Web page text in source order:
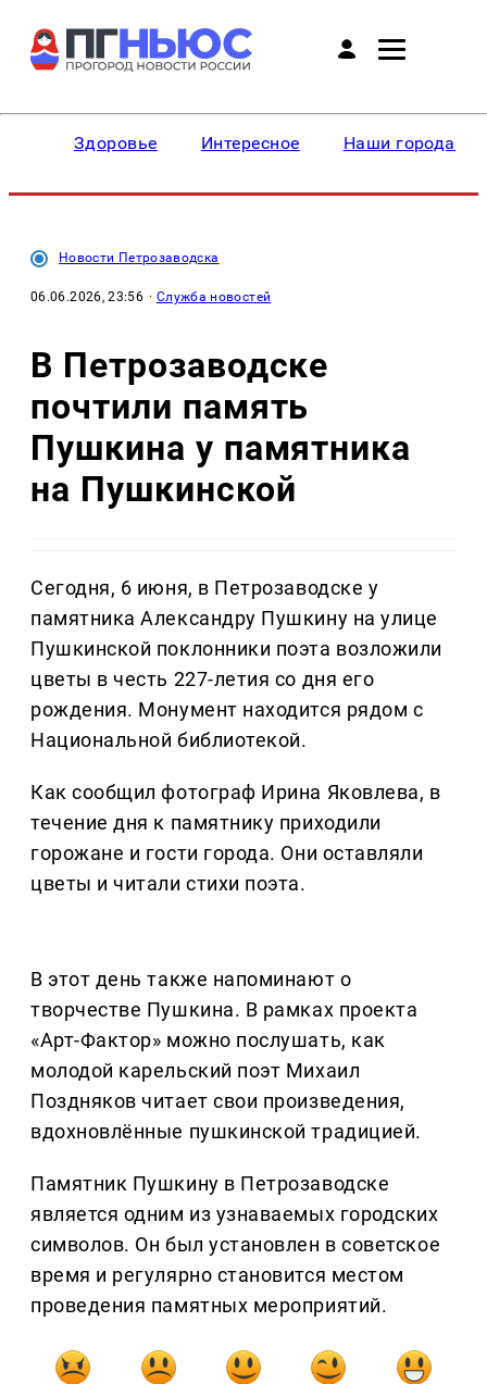
Здоровье Интересное Наши города
Новости Петрозаводска
06.06.2026, 23:56 · Служба новостей
В Петрозаводске
почтили память
Пушкина у памятника
на Пушкинской
Сегодня, 6 июня, в Петрозаводске у
памятника Александру Пушкину на улице
Пушкинской поклонники поэта возложили
цветы в честь 227-летия со дня его
рождения. Монумент находится рядом с
Национальной библиотекой.
Как сообщил фотограф Ирина Яковлева, в
течение дня к памятнику приходили
горожане и гости города. Они оставляли
цветы и читали стихи поэта.
В этот день также напоминают о
творчестве Пушкина. В рамках проекта
«Арт-Фактор» можно послушать, как
молодой карельский поэт Михаил
Поздняков читает свои произведения,
вдохновлённые пушкинской традицией.
Памятник Пушкину в Петрозаводске
является одним из узнаваемых городских
символов. Он был установлен в советское
время и регулярно становится местом
проведения памятных мероприятий.